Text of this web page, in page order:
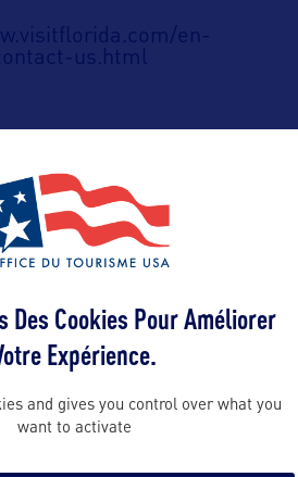
en-
us.html
Des Cookies Pour Améliorer
Expérience.
and gives you control over what you
want to activate